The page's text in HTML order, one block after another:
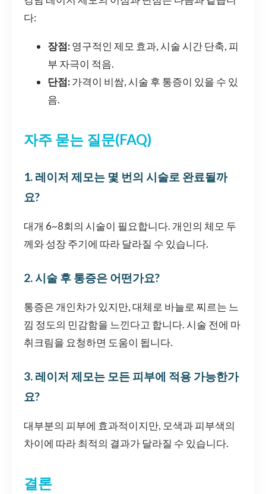
다:
장점: 영구적인 제모 효과, 시술 시간 단축, 피
부 자극이 적음.
단점: 가격이 비쌈, 시술 후 통증이 있을 수 있
음.
자주 묻는 질문(FAQ)
1. 레이저 제모는 몇 번의 시술로 완료될까
요?
대개 6~8회의 시술이 필요합니다. 개인의 체모 두
께와 성장 주기에 따라 달라질 수 있습니다.
2. 시술 후 통증은 어떤가요?
통증은 개인차가 있지만, 대체로 바늘로 찌르는 느
낌 정도의 민감함을 느낀다고 합니다. 시술 전에 마
취크림을 요청하면 도움이 됩니다.
3. 레이저 제모는 모든 피부에 적용 가능한가
요?
대부분의 피부에 효과적이지만, 모색과 피부색의
차이에 따라 최적의 결과가 달라질 수 있습니다.
결론